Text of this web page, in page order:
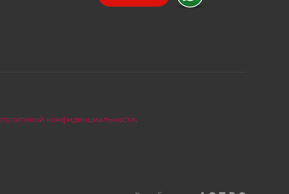
политикой конфиденциальности